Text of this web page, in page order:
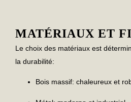
MATÉRIAUX ET
Le choix des matériaux est
la durabilité:
Bois massif: chaleureux et